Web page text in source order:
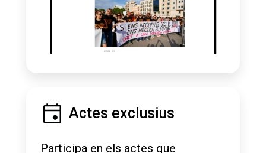
Actes exclusius
Participa en els actes que